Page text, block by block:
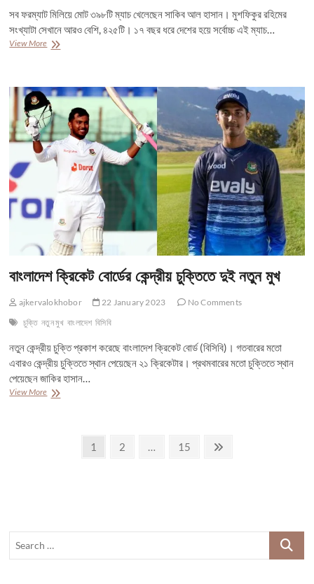
সব ফরম্যাট মিলিয়ে মোট ৩৯৮টি ম্যাচ খেলেছেন সাকিব আল হাসান। মুশফিকুর রহিমের
সংখ্যাটা সেখানে আরও বেশি, ৪২৫টি। ১৭ বছর ধরে দেশের হয়ে সর্বোচ্চ এই ম্যাচ…
View Moreবাংলাদেশ
বেতন
কত
বাংলাদেশ ক্রিকেট বোর্ডের কেন্দ্রীয় চুক্তিতে দুই নতুন মুখ
ajkervalokhobor 22 January 2023
No Comments
চুক্তি নতুন মুখ বাংলাদেশ বিসিবি
নতুন কেন্দ্রীয় চুক্তি প্রকাশ করেছে বাংলাদেশ ক্রিকেট বোর্ড (বিসিবি)। গতবারের মতো
এবারও কেন্দ্রীয় চুক্তিতে স্থান পেয়েছেন ২১ ক্রিকেটার। প্রথমবারের মতো চুক্তিতে স্থান
পেয়েছেন জাকির হাসান…
View Moreবাংলাদেশ
Page
1 Page
2 Page
15
Next
Search